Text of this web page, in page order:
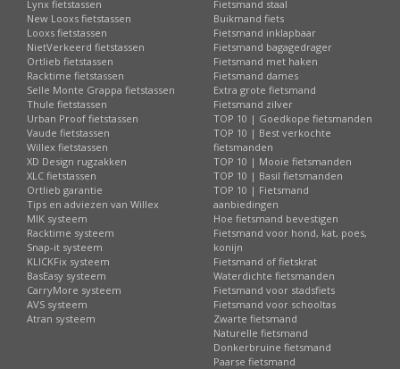
Lynx fietstassen
New Looxs fietstassen
Looxs fietstassen
NietVerkeerd fietstassen
Ortlieb fietstassen
Racktime fietstassen
Selle Monte Grappa fietstassen
Thule fietstassen
Urban Proof fietstassen
Vaude fietstassen
Willex fietstassen
XD Design rugzakken
XLC fietstassen
Ortlieb garantie
Tips en adviezen van Willex
MIK systeem
Racktime systeem
Snap-it systeem
KLICKFix systeem
BasEasy systeem
CarryMore systeem
AVS systeem
Atran systeem
Fietsmand staal
Buikmand fiets
Fietsmand inklapbaar
Fietsmand bagagedrager
Fietsmand met haken
Fietsmand dames
Extra grote fietsmand
Fietsmand zilver
TOP 10 | Goedkope fietsmanden
TOP 10 | Best verkochte
fietsmanden
TOP 10 | Mooie fietsmanden
TOP 10 | Basil fietsmanden
TOP 10 | Fietsmand
aanbiedingen
Hoe fietsmand bevestigen
Fietsmand voor hond, kat, poes,
konijn
Fietsmand of fietskrat
Waterdichte fietsmanden
Fietsmand voor stadsfiets
Fietsmand voor schooltas
Zwarte fietsmand
Naturelle fietsmand
Donkerbruine fietsmand
Paarse fietsmand